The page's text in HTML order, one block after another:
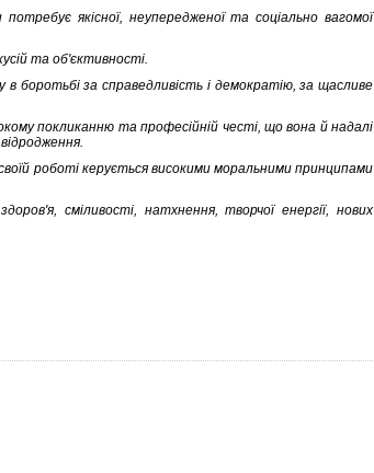
якісної, неупередженої та соціально вагомої
та об'єктивності.
боротьбі за справедливість і демократію, за щасливе
покликанню та професійній честі, що вона й надалі
роботі керується високими моральними принципами
сміливості, натхнення, творчої енергії, нових